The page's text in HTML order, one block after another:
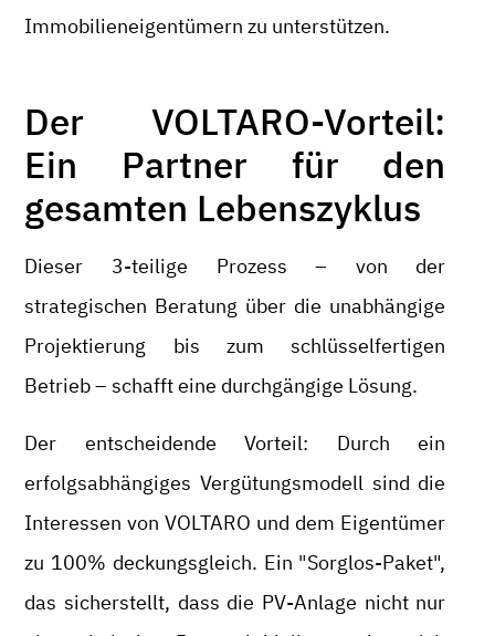
Immobilieneigentümern zu unterstützen.
Der VOLTARO-Vorteil:
Ein Partner für den
gesamten Lebenszyklus
Dieser 3-teilige Prozess – von der
strategischen Beratung über die unabhängige
Projektierung bis zum schlüsselfertigen
Betrieb – schafft eine durchgängige Lösung.
Der entscheidende Vorteil: Durch ein
erfolgsabhängiges Vergütungsmodell sind die
Interessen von VOLTARO und dem Eigentümer
zu 100% deckungsgleich. Ein "Sorglos-Paket",
das sicherstellt, dass die PV-Anlage nicht nur